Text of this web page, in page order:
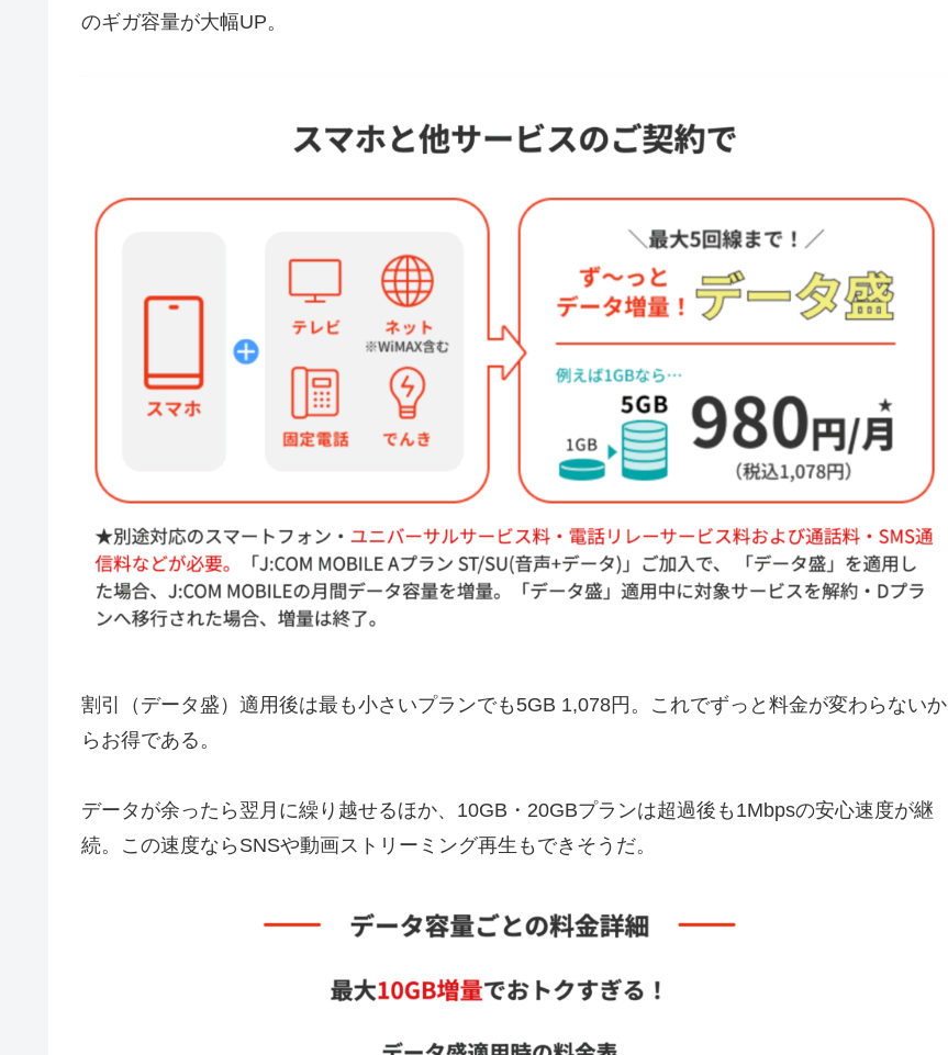
のギガ容量が大幅UP。
割引（データ盛）適用後は最も小さいプランでも5GB 1,078円。これでずっと料金が変わらないか
らお得である。
データが余ったら翌月に繰り越せるほか、10GB・20GBプランは超過後も1Mbpsの安心速度が継
続。この速度ならSNSや動画ストリーミング再生もできそうだ。